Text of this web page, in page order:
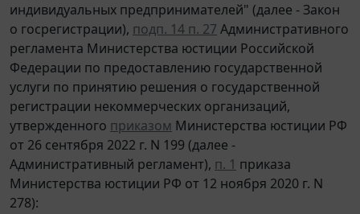
индивидуальных предпринимателей" (далее - Закон
о госрегистрации), подп. 14 п. 27 Административного
регламента Министерства юстиции Российской
Федерации по предоставлению государственной
услуги по принятию решения о государственной
регистрации некоммерческих организаций,
утвержденного приказом Министерства юстиции РФ
от 26 сентября 2022 г. N 199 (далее -
Административный регламент), п. 1 приказа
Министерства юстиции РФ от 12 ноября 2020 г. N
278):